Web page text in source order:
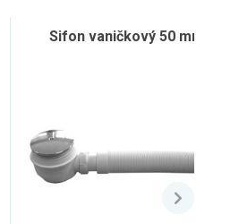
Sifon vaničkový 50 mm